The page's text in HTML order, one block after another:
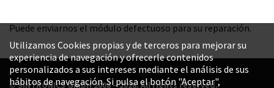
Puede enviarnos el módulo defectuoso para su reparación.
© SINTRONICS GmbH 2008 – 2026. All rights reserved.
Utilizamos Cookies propias y de terceros para mejorar su
experiencia de navegación y ofrecerle contenidos
personalizados a sus intereses mediante el análisis de sus
hábitos de navegación. Si pulsa el botón "Aceptar",